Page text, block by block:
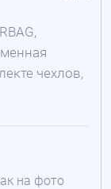
чехлов,
на фото